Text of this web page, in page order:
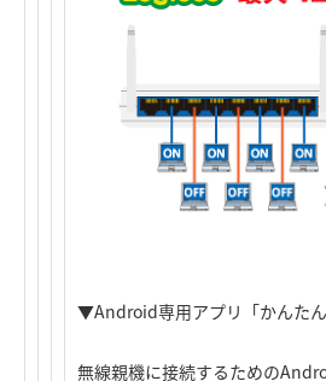
▼Android専用アプリ「かんた
無線親機に接続するための